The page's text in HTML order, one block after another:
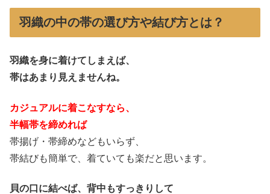
羽織の中の帯の選び方や結び方とは？
羽織を身に着けてしまえば、
帯はあまり見えませんね。
カジュアルに着こなすなら、
半幅帯を締めれば
帯揚げ・帯締めなどもいらず、
帯結びも簡単で、着ていても楽だと思います。
貝の口に結べば、背中もすっきりして